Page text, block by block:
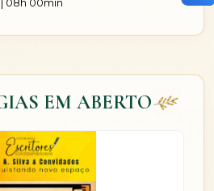
08h 00min
EM ABERTO